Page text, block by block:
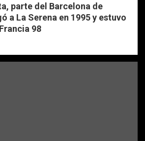
parte del Barcelona de
a La Serena en 1995 y estuvo
98